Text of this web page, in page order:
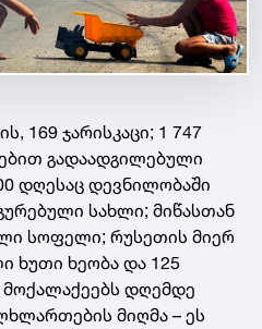
169 ჯარისკაცი; 1 747
გადაადგილებული
დღესაც დევნილობაში
სახლი; მიწასთან
სოფელი; რუსეთის მიერ
ხუთი ხეობა და 125
დღემდე
მიღმა – ეს